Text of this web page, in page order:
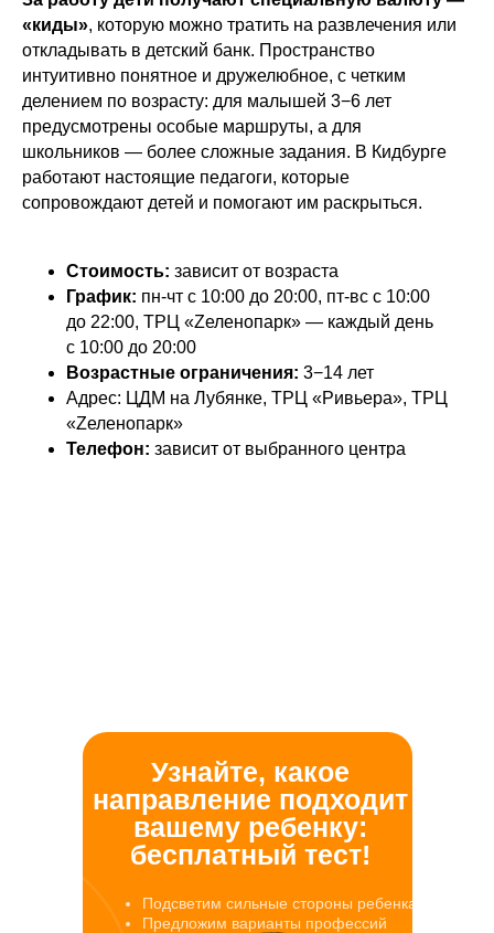
«киды», которую можно тратить на развлечения или
откладывать в детский банк. Пространство
интуитивно понятное и дружелюбное, с четким
делением по возрасту: для малышей 3−6 лет
предусмотрены особые маршруты, а для
школьников — более сложные задания. В Кидбурге
работают настоящие педагоги, которые
сопровождают детей и помогают им раскрыться.
Стоимость: зависит от возраста
График: пн-чт с 10:00 до 20:00, пт-вс с 10:00
до 22:00, ТРЦ «Zеленопарк» — каждый день
с 10:00 до 20:00
Возрастные ограничения: 3−14 лет
Адрес: ЦДМ на Лубянке, ТРЦ «Ривьера», ТРЦ
«Zеленопарк»
Телефон: зависит от выбранного центра
Подсветим сильные стороны ребенка
Предложим варианты профессий
Узнайте, какое
направление подходит
вашему ребенку:
бесплатный тест!